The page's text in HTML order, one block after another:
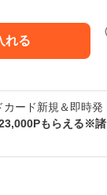
れる
カード新規＆即時発
もらえる※諸